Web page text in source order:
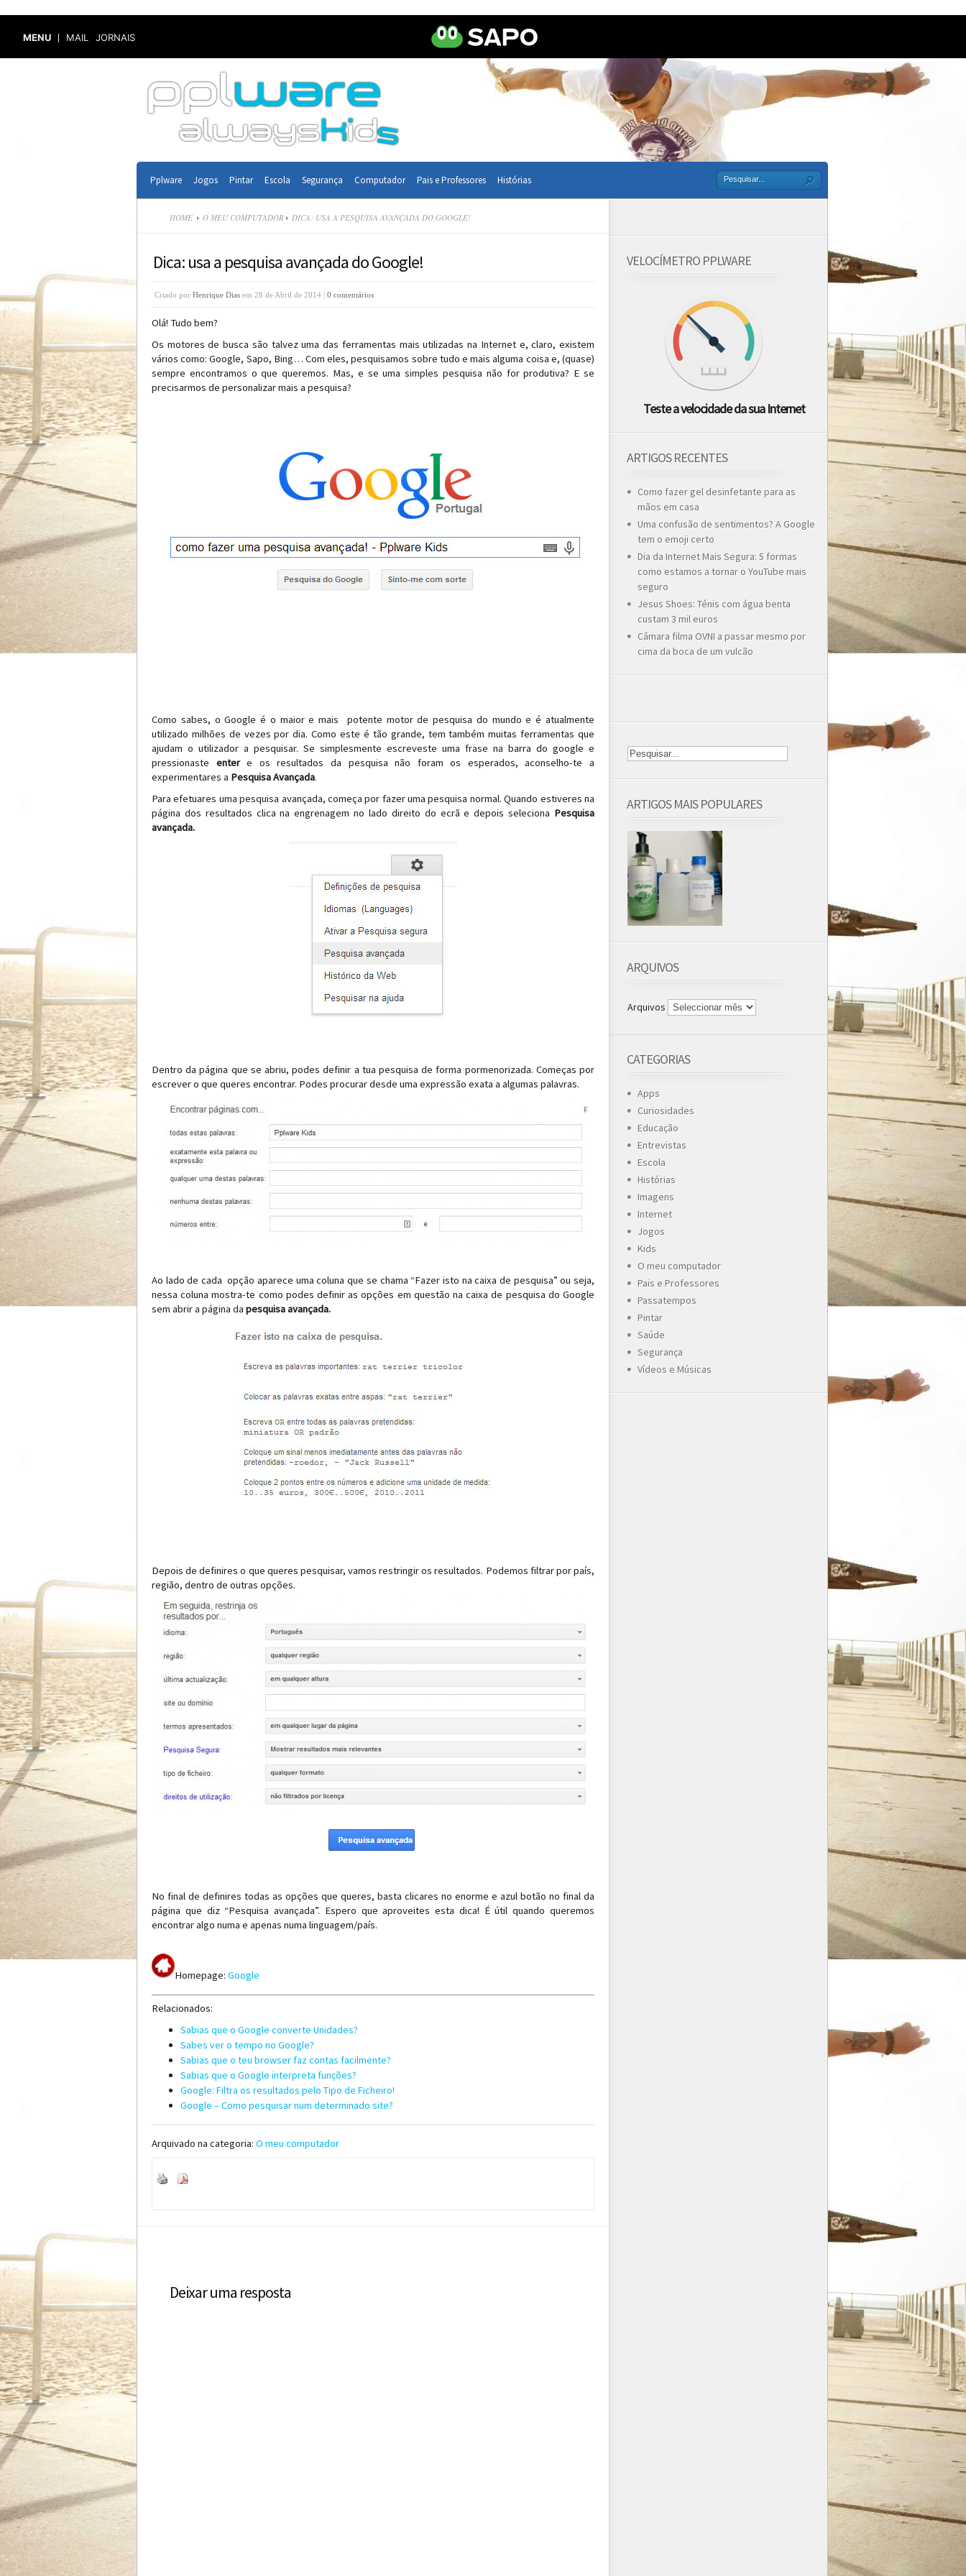
MENU MAIL JORNAIS
Pplware Jogos Pintar Escola Segurança Computador Pais e Professores Histórias
HOME O MEU COMPUTADOR DICA: USA A PESQUISA AVANÇADA DO GOOGLE!
Dica: usa a pesquisa avançada do Google!
Criado por Henrique Dias em 28 de Abril de 2014 | 0 comentários
Olá! Tudo bem?
Os motores de busca são talvez uma das ferramentas mais utilizadas na Internet e, claro, existem
vários como: Google, Sapo, Bing… Com eles, pesquisamos sobre tudo e mais alguma coisa e, (quase)
sempre encontramos o que queremos. Mas, e se uma simples pesquisa não for produtiva? E se
precisarmos de personalizar mais a pesquisa?
Como sabes, o Google é o maior e mais potente motor de pesquisa do mundo e é atualmente
utilizado milhões de vezes por dia. Como este é tão grande, tem também muitas ferramentas que
ajudam o utilizador a pesquisar. Se simplesmente escreveste uma frase na barra do google e
pressionaste entere os resultados da pesquisa não foram os esperados, aconselho-te a
experimentares a Pesquisa Avançada.
Para efetuares uma pesquisa avançada, começa por fazer uma pesquisa normal. Quando estiveres na
página dos resultados clica na engrenagem no lado direito do ecrã e depois seleciona Pesquisa
avançada.
Dentro da página que se abriu, podes definir a tua pesquisa de forma pormenorizada. Começas por
escrever o que queres encontrar. Podes procurar desde uma expressão exata a algumas palavras.
Ao lado de cada opção aparece uma coluna que se chama “Fazer isto na caixa de pesquisa” ou seja,
nessa coluna mostra-te como podes definir as opções em questão na caixa de pesquisa do Google
sem abrir a página da pesquisa avançada.
Depois de definires o que queres pesquisar, vamos restringir os resultados. Podemos filtrar por país,
região, dentro de outras opções.
No final de definires todas as opções que queres, basta clicares no enorme e azul botão no final da
página que diz “Pesquisa avançada”. Espero que aproveites esta dica! É útil quando queremos
encontrar algo numa e apenas numa linguagem/país.
Homepage: Google
Relacionados:
Sabias que o Google converte Unidades?
Sabes ver o tempo no Google?
Sabias que o teu browser faz contas facilmente?
Sabias que o Google interpreta funções?
Google: Filtra os resultados pelo Tipo de Ficheiro!
Google – Como pesquisar num determinado site?
Arquivado na categoria: O meu computador
Deixar uma resposta
VELOCÍMETRO PPLWARE
Teste a velocidade da sua Internet
ARTIGOS RECENTES
Como fazer gel desinfetante para as
mãos em casa
Uma confusão de sentimentos? A Google
tem o emoji certo
Dia da Internet Mais Segura: 5 formas
como estamos a tornar o YouTube mais
seguro
Jesus Shoes: Ténis com água benta
custam 3 mil euros
Câmara filma OVNI a passar mesmo por
cima da boca de um vulcão
ARTIGOS MAIS POPULARES
ARQUIVOS
Arquivos
CATEGORIAS
Apps
Curiosidades
Educação
Entrevistas
Escola
Histórias
Imagens
Internet
Jogos
Kids
O meu computador
Pais e Professores
Passatempos
Pintar
Saúde
Segurança
Vídeos e Músicas